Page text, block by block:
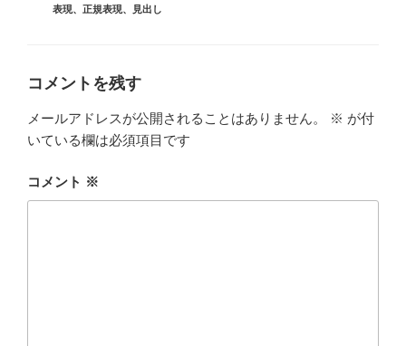
テ
表現、 正規表現、 見出し
コメントを残す
メールアドレスが公開されることはありません。 ※ が付
いている欄は必須項目です
コメント ※